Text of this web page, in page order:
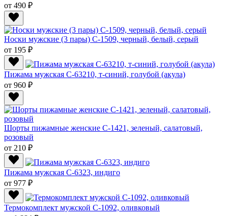
от 490 ₽
Носки мужские (3 пары) С-1509, черный, белый, серый
от 195 ₽
Пижама мужская C-63210, т-синий, голубой (акула)
от 960 ₽
Шорты пижамные женские С-1421, зеленый, салатовый,
розовый
от 210 ₽
Пижама мужская C-6323, индиго
от 977 ₽
Термокомплект мужской С-1092, оливковый